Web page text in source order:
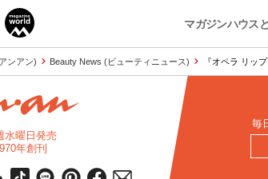
マガジンハウス
ンアン) Beauty News (ビューティニュース) 『オペラ リッ
水曜日発売
年創刊
毎